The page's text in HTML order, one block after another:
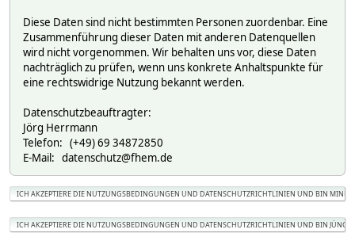
Diese Daten sind nicht bestimmten Personen zuordenbar. Eine
Zusammenführung dieser Daten mit anderen Datenquellen
wird nicht vorgenommen. Wir behalten uns vor, diese Daten
nachträglich zu prüfen, wenn uns konkrete Anhaltspunkte für
eine rechtswidrige Nutzung bekannt werden.
Datenschutzbeauftragter:
Jörg Herrmann
Telefon: (+49) 69 34872850
E-Mail: datenschutz@fhem.de